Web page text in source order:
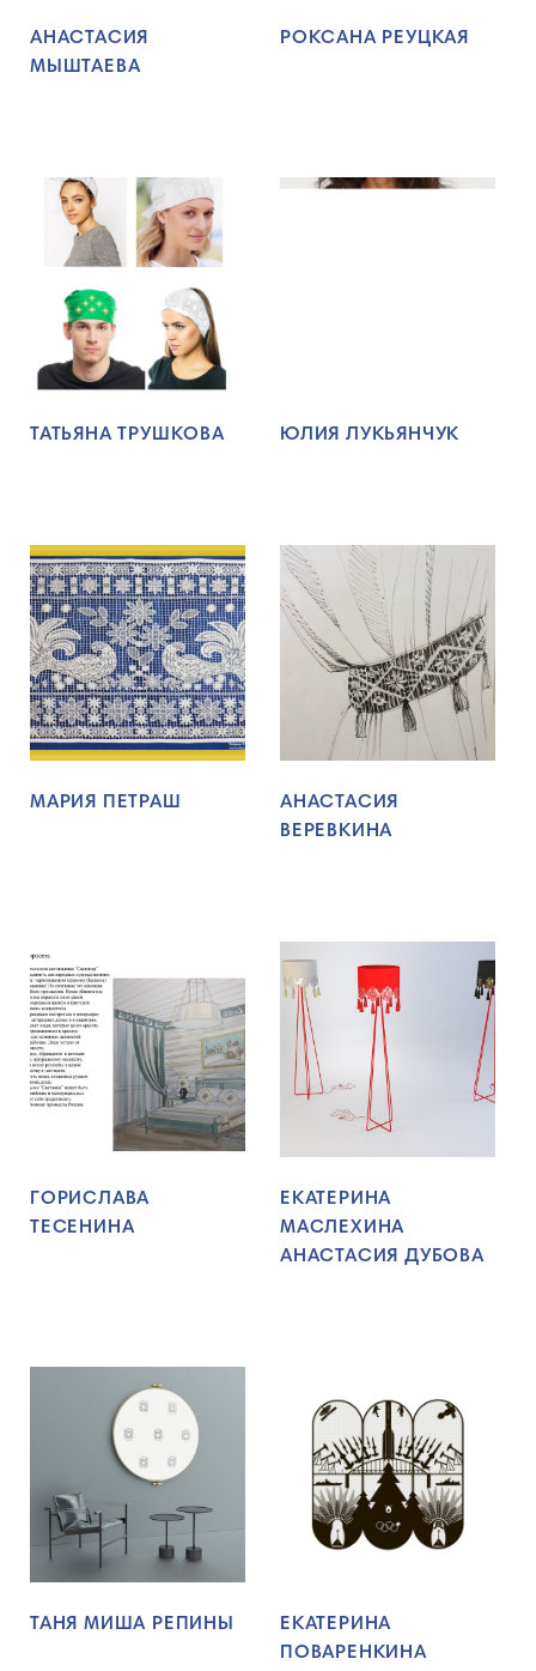
АНАСТАСИЯ
МЫШТАЕВА
РОКСАНА РЕУЦКАЯ
ТАТЬЯНА ТРУШКОВА ЮЛИЯ ЛУКЬЯНЧУК
МАРИЯ ПЕТРАШ
АНАСТАСИЯ
ВЕРЕВКИНА
ГОРИСЛАВА
ТЕСЕНИНА
ЕКАТЕРИНА
МАСЛЕХИНА
АНАСТАСИЯ ДУБОВА
ТАНЯ МИША РЕПИНЫ
ЕКАТЕРИНА
ПОВАРЕНКИНА